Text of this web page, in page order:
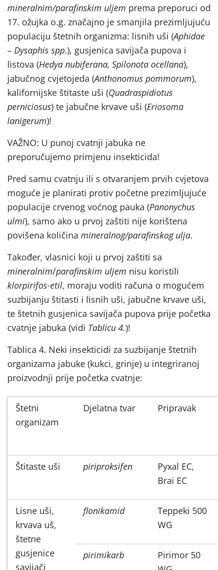
mineralnim/parafinskim uljem prema preporuci od
17. ožujka o.g. značajno je smanjila prezimljujuću
populaciju štetnih organizma: lisnih uši (Aphidae
– Dysaphis spp.), gusjenica savijača pupova i
listova (Hedya nubiferana, Spilonota ocellana),
jabučnog cvjetojeda (Anthonomus pommorum),
kalifornijske štitaste uši (Quadraspidiotus
perniciosus) te jabučne krvave uši (Eriosoma
lanigerum)!
VAŽNO: U punoj cvatnji jabuka ne
preporučujemo primjenu insekticida!
Pred samu cvatnju ili s otvaranjem prvih cvjetova
moguće je planirati protiv početne prezimljujuće
populacije crvenog voćnog pauka (Panonychus
ulmi), samo ako u prvoj zaštiti nije korištena
povišena količina mineralnog/parafinskog ulja.
Također, vlasnici koji u prvoj zaštiti sa
mineralnim/parafinskim uljem nisu koristili
klorpirifos-etil, moraju voditi računa o mogućem
suzbijanju štitasti i lisnih uši, jabučne krvave uši,
te štetnih gusjenica savijača pupova prije početka
cvatnje jabuka (vidi Tablicu 4.)!
Tablica 4. Neki insekticidi za suzbijanje štetnih
organizama jabuke (kukci, grinje) u integriranoj
proizvodnji prije početka cvatnje:
Štetni
organizam
Djelatna tvar Pripravak
Štitaste uši piriproksifen
Pyxal EC,
Brai EC
Lisne uši,
krvava uš,
štetne
gusjenice
savijači
flonikamid
Teppeki 500
WG
pirimikarb
Pirimor 50